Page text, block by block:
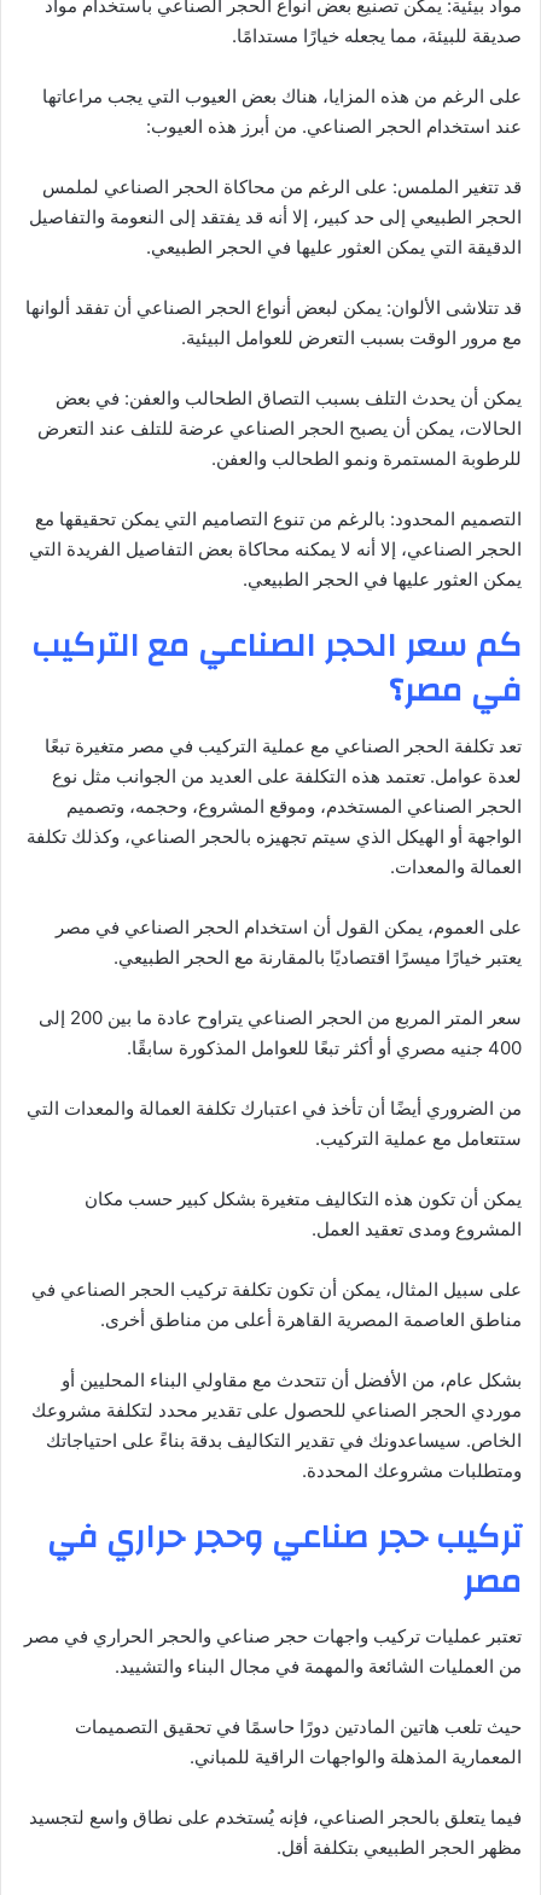
مواد بيئية: يمكن تصنيع بعض أنواع الحجر الصناعي باستخدام مواد
صديقة للبيئة، مما يجعله خيارًا مستدامًا.
على الرغم من هذه المزايا، هناك بعض العيوب التي يجب مراعاتها
عند استخدام الحجر الصناعي. من أبرز هذه العيوب:
قد تتغير الملمس: على الرغم من محاكاة الحجر الصناعي لملمس
الحجر الطبيعي إلى حد كبير، إلا أنه قد يفتقد إلى النعومة والتفاصيل
الدقيقة التي يمكن العثور عليها في الحجر الطبيعي.
قد تتلاشى الألوان: يمكن لبعض أنواع الحجر الصناعي أن تفقد ألوانها
مع مرور الوقت بسبب التعرض للعوامل البيئية.
يمكن أن يحدث التلف بسبب التصاق الطحالب والعفن: في بعض
الحالات، يمكن أن يصبح الحجر الصناعي عرضة للتلف عند التعرض
للرطوبة المستمرة ونمو الطحالب والعفن.
التصميم المحدود: بالرغم من تنوع التصاميم التي يمكن تحقيقها مع
الحجر الصناعي، إلا أنه لا يمكنه محاكاة بعض التفاصيل الفريدة التي
يمكن العثور عليها في الحجر الطبيعي.
كم سعر الحجر الصناعي مع التركيب
في مصر؟
تعد تكلفة الحجر الصناعي مع عملية التركيب في مصر متغيرة تبعًا
لعدة عوامل. تعتمد هذه التكلفة على العديد من الجوانب مثل نوع
الحجر الصناعي المستخدم، وموقع المشروع، وحجمه، وتصميم
الواجهة أو الهيكل الذي سيتم تجهيزه بالحجر الصناعي، وكذلك تكلفة
العمالة والمعدات.
على العموم، يمكن القول أن استخدام الحجر الصناعي في مصر
يعتبر خيارًا ميسرًا اقتصاديًا بالمقارنة مع الحجر الطبيعي.
سعر المتر المربع من الحجر الصناعي يتراوح عادة ما بين 200 إلى
400 جنيه مصري أو أكثر تبعًا للعوامل المذكورة سابقًا.
من الضروري أيضًا أن تأخذ في اعتبارك تكلفة العمالة والمعدات التي
ستتعامل مع عملية التركيب.
يمكن أن تكون هذه التكاليف متغيرة بشكل كبير حسب مكان
المشروع ومدى تعقيد العمل.
على سبيل المثال، يمكن أن تكون تكلفة تركيب الحجر الصناعي في
مناطق العاصمة المصرية القاهرة أعلى من مناطق أخرى.
بشكل عام، من الأفضل أن تتحدث مع مقاولي البناء المحليين أو
موردي الحجر الصناعي للحصول على تقدير محدد لتكلفة مشروعك
الخاص. سيساعدونك في تقدير التكاليف بدقة بناءً على احتياجاتك
ومتطلبات مشروعك المحددة.
تركيب حجر صناعي وحجر حراري في
مصر
تعتبر عمليات تركيب واجهات حجر صناعي والحجر الحراري في مصر
من العمليات الشائعة والمهمة في مجال البناء والتشييد.
حيث تلعب هاتين المادتين دورًا حاسمًا في تحقيق التصميمات
المعمارية المذهلة والواجهات الراقية للمباني.
فيما يتعلق بالحجر الصناعي، فإنه يُستخدم على نطاق واسع لتجسيد
مظهر الحجر الطبيعي بتكلفة أقل.